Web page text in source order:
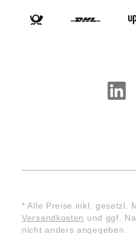
* Alle Preise inkl. gesetzl.
Versandkosten und ggf.
nicht anders angegeben.